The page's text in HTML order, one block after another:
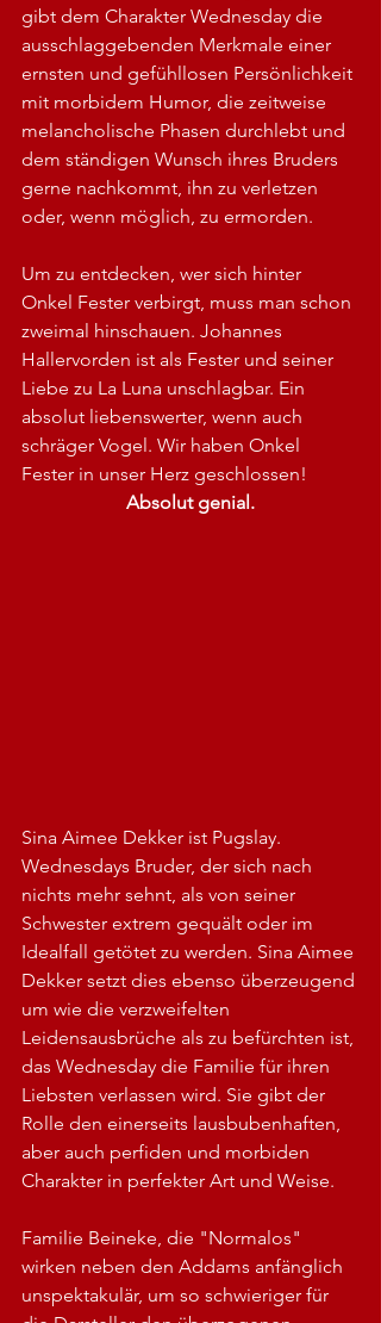
gibt dem Charakter Wednesday die
ausschlaggebenden Merkmale einer
ernsten und gefühllosen Persönlichkeit
mit morbidem Humor, die zeitweise
melancholische Phasen durchlebt und
dem ständigen Wunsch ihres Bruders
gerne nachkommt, ihn zu verletzen
oder, wenn möglich, zu ermorden.
Um zu entdecken, wer sich hinter
Onkel Fester verbirgt, muss man schon
zweimal hinschauen. Johannes
Hallervorden ist als Fester und seiner
Liebe zu La Luna unschlagbar. Ein
absolut liebenswerter, wenn auch
schräger Vogel. Wir haben Onkel
Fester in unser Herz geschlossen!
Absolut genial.
Sina Aimee Dekker ist Pugslay.
Wednesdays Bruder, der sich nach
nichts mehr sehnt, als von seiner
Schwester extrem gequält oder im
Idealfall getötet zu werden. Sina Aimee
Dekker setzt dies ebenso überzeugend
um wie die verzweifelten
Leidensausbrüche als zu befürchten ist,
das Wednesday die Familie für ihren
Liebsten verlassen wird. Sie gibt der
Rolle den einerseits lausbubenhaften,
aber auch perfiden und morbiden
Charakter in perfekter Art und Weise.
Familie Beineke, die "Normalos"
wirken neben den Addams anfänglich
unspektakulär, um so schwieriger für